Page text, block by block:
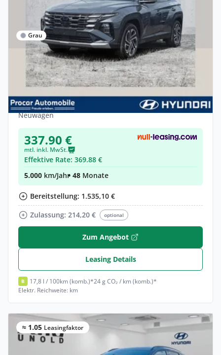
Grau
Gewerbe
Hyundai Tucson PRIME PHEV 6-AT,
ASS.PAKET,HUD,KRELL,DIG.
Hybrid •Automatik •
Neuwagen
337.90 €
mtl. inkl. MwSt.
Effektive Rate: 369.88 €
5.000 km/Jahr• 48 Monate
Bereitstellung: 1.535,10 €
Zulassung: 214,20 €
optional
Zum Angebot
Leasing Details
B 17,8 l / 100km (komb.)*24 g CO₂ / km (komb.)*
Elektr. Reichweite: km
≈ 1.05 Leasingfaktor